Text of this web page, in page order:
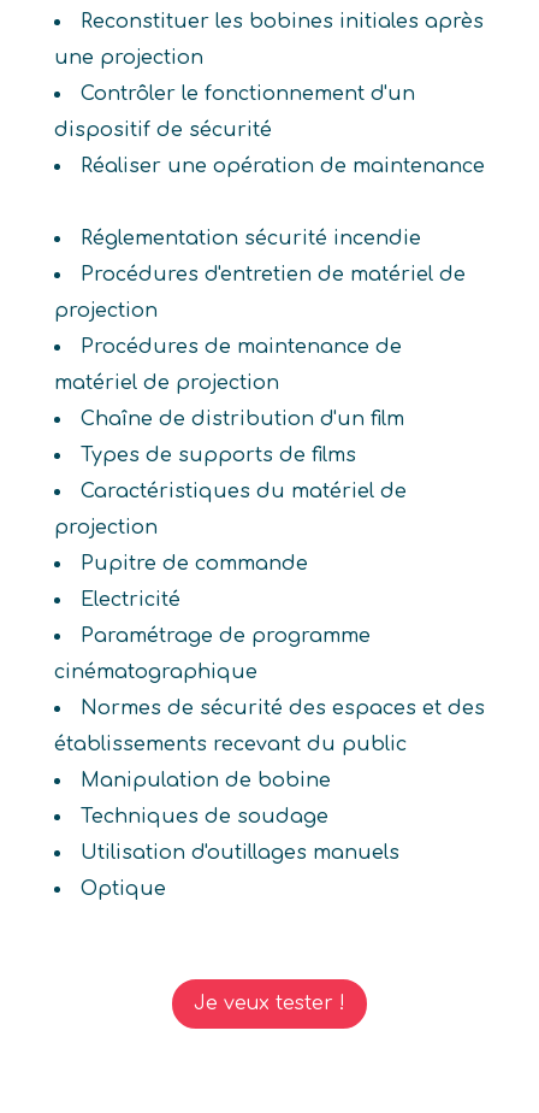
Reconstituer les bobines initiales après
une projection
Contrôler le fonctionnement d'un
dispositif de sécurité
Réaliser une opération de maintenance
Réglementation sécurité incendie
Procédures d'entretien de matériel de
projection
Procédures de maintenance de
matériel de projection
Chaîne de distribution d'un film
Types de supports de films
Caractéristiques du matériel de
projection
Pupitre de commande
Electricité
Paramétrage de programme
cinématographique
Normes de sécurité des espaces et des
établissements recevant du public
Manipulation de bobine
Techniques de soudage
Utilisation d'outillages manuels
Optique
Je veux tester !